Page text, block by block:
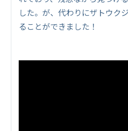
した。が、代わりにザトウク
ることができました！